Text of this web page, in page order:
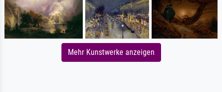
Mehr Kunstwerke anzeigen